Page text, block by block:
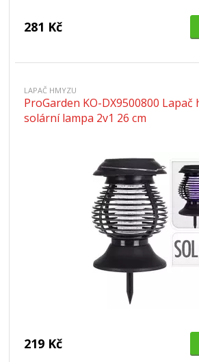
281 Kč
LAPAČ HMYZU
ProGarden KO-DX9500800 Lapač
solární lampa 2v1 26 cm
219 Kč